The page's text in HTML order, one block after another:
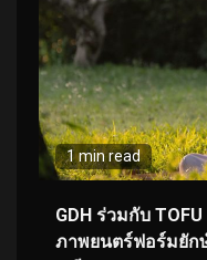
1 min read
GDH ร่วมกับ
ภาพยนตร์ฟอร์มยัก